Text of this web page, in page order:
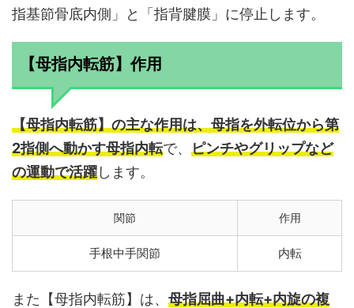
指基節骨底内側」と「指背腱膜」に停止します。
【母指内転筋】作用
【母指内転筋】の主な作用は、母指を外転位から第
2指側へ動かす母指内転で、 ピンチやグリップなど
の運動で活躍します。
関節 作用
手根中手関節 内転
また【母指内転筋】は、 母指屈曲+内転+内旋の複